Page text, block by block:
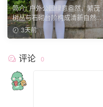
序】公园翠色环绕，粉白装
束，动静间尽显少女娇柔风
姿。
简介: 户外公园绿意盎然，繁茂
树丛与石砌台阶构成清新自然环
境。兔兔身着白调小香...
3天前
评论 0